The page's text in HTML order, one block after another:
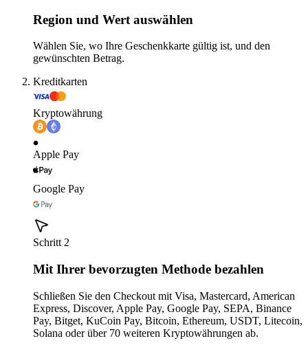
Region und Wert auswählen
Wählen Sie, wo Ihre Geschenkkarte gültig ist, und den
gewünschten Betrag.
Kreditkarten
Kryptowährung
Apple Pay
Google Pay
Schritt 2
Mit Ihrer bevorzugten Methode bezahlen
Schließen Sie den Checkout mit Visa, Mastercard, American
Express, Discover, Apple Pay, Google Pay, SEPA, Binance
Pay, Bitget, KuCoin Pay, Bitcoin, Ethereum, USDT, Litecoin,
Solana oder über 70 weiteren Kryptowährungen ab.